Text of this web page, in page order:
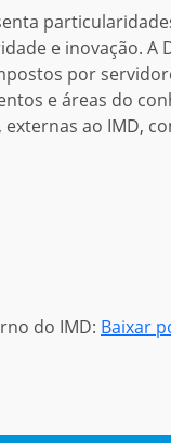
e inovação. A
por
e áreas do
ao IMD,
do IMD: Baixar